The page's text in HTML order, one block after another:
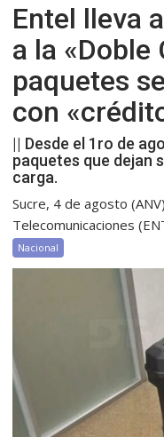
Entel lleva
a la «Doble
paquetes
con
|| Desde el 1ro de
paquetes que dejan
carga.
Sucre, 4 de agosto
Telecomunicaciones
Nacional